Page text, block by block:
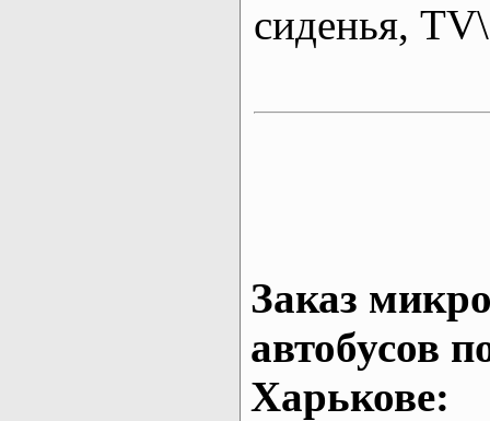
сиденья,
Заказ
автобусов
Харькове: